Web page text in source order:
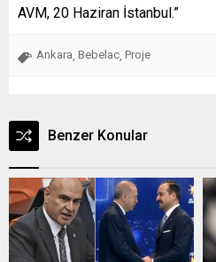
AVM, 20 Haziran İstanbul.”
Ankara, Bebelac, Proje
Benzer Konular